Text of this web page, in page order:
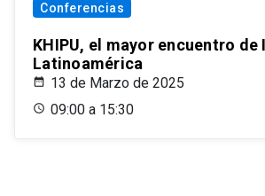
Conferencias
KHIPU, el mayor encuentro de
Latinoamérica
13 de Marzo de 2025
09:00 a 15:30